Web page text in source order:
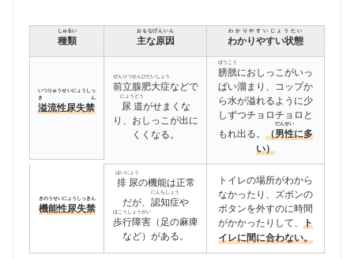
種類
しゅるい
主な原因
おもなげんいん
わかりやすい状態
わかりやすいじょうたい
溢流性尿失禁
いつりゅうせいにょうしっ
きん
前立腺肥大症
ぜんりつせんひだいしょう
などで
尿道
にょうどう
がせまくな
り、おしっこが出に
くくなる。
膀胱
ぼうこう
におしっこがいっ
ぱい溜まり、コップか
ら水が溢れるように少
しずつチョロチョロと
もれ出る。 （男性
だんせい
に多
い）
機能性尿失禁
きのうせいにょうしっきん
排尿
はいにょう
の機能は正常
だが、 認知症
にんちしょう
や
歩行障害
ほこうしょうがい
（足の麻痺
など）がある。
トイレの場所がわから
なかったり、ズボンの
ボタンを外すのに時間
がかかったりして、 ト
イレに間に合わない。